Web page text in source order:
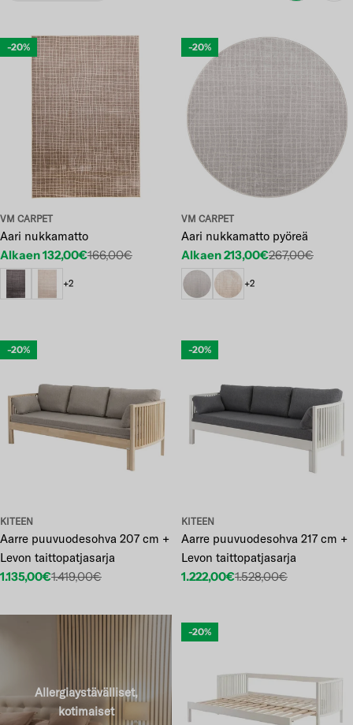
-20%
VM CARPET
Aari nukkamatto
Etuhinta
Alkaen 132,00€
Normaalihinta 166,00€
+2
-20%
VM CARPET
Aari nukkamatto pyöreä
Etuhinta
Alkaen 213,00€
Normaalihinta 267,00€
+2
-20%
KITEEN
Aarre puuvuodesohva 207 cm +
Levon taittopatjasarja
Etuhinta
1.135,00€
Normaalihinta
1.419,00€
-20%
KITEEN
Aarre puuvuodesohva 217 cm +
Levon taittopatjasarja
Etuhinta
1.222,00€
Normaalihinta1.528,00€
Allergiaystävälliset,
kotimaiset
-20%